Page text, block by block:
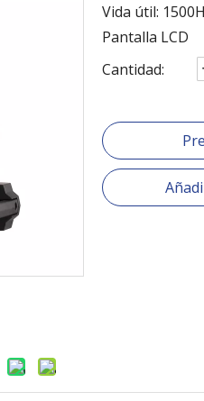
Vida útil: 1500H
Pantalla LCD
Cantidad: